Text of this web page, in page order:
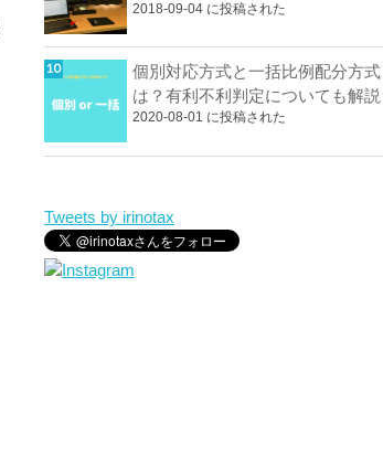
2018-09-04 に投稿された
個別対応方式と一括比例配分方式
は？有利不利判定についても解説
2020-08-01 に投稿された
Tweets by irinotax